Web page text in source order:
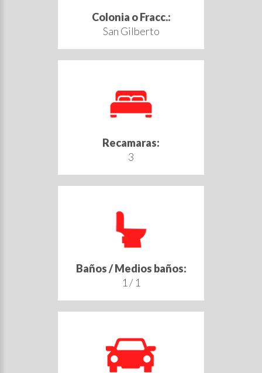
Colonia o Fracc.:
San Gilberto
Recamaras:
3
Baños / Medios baños:
1 / 1